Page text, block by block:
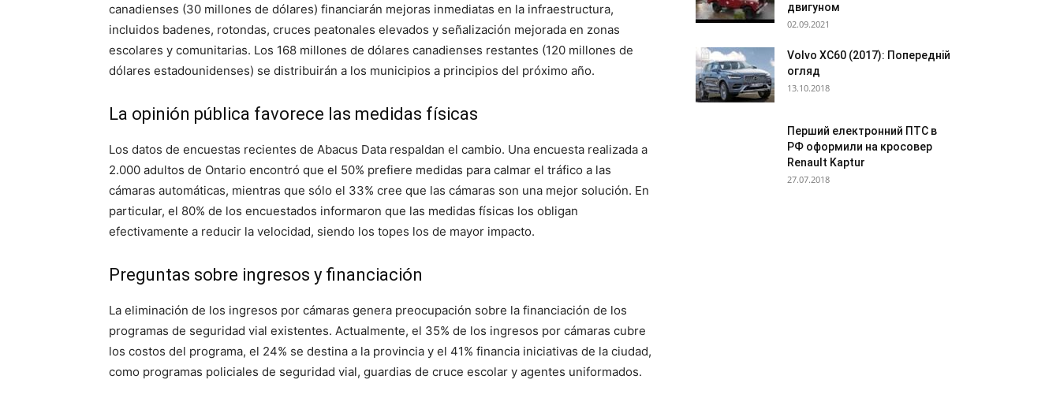
canadienses (30 millones de dólares) financiarán mejoras inmediatas en la infraestructura,
incluidos badenes, rotondas, cruces peatonales elevados y señalización mejorada en zonas
escolares y comunitarias. Los 168 millones de dólares canadienses restantes (120 millones de
dólares estadounidenses) se distribuirán a los municipios a principios del próximo año.
La opinión pública favorece las medidas físicas
Los datos de encuestas recientes de Abacus Data respaldan el cambio. Una encuesta realizada a
2.000 adultos de Ontario encontró que el 50% prefiere medidas para calmar el tráfico a las
cámaras automáticas, mientras que sólo el 33% cree que las cámaras son una mejor solución. En
particular, el 80% de los encuestados informaron que las medidas físicas los obligan
efectivamente a reducir la velocidad, siendo los topes los de mayor impacto.
Preguntas sobre ingresos y financiación
La eliminación de los ingresos por cámaras genera preocupación sobre la financiación de los
programas de seguridad vial existentes. Actualmente, el 35% de los ingresos por cámaras cubre
los costos del programa, el 24% se destina a la provincia y el 41% financia iniciativas de la ciudad,
como programas policiales de seguridad vial, guardias de cruce escolar y agentes uniformados.
двигуном
02.09.2021
Volvo XC60 (2017): Попередній
огляд
13.10.2018
Перший електронний ПТС в
РФ оформили на кросовер
Renault Kaptur
27.07.2018